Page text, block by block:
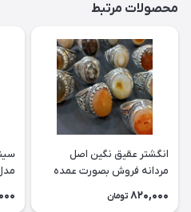
محصولات مرتبط
انگشتر عقیق نگین اصل
مردانه فروش بصورت عمده
3عدد هست فروش بصورت
820,000 تومان
مدل